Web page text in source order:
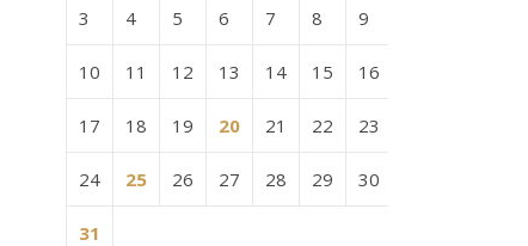
3 4 5 6 7 8 9
10 11 12 13 14 15 16
17 18 19 20 21 22 23
24 25 26 27 28 29 30
31